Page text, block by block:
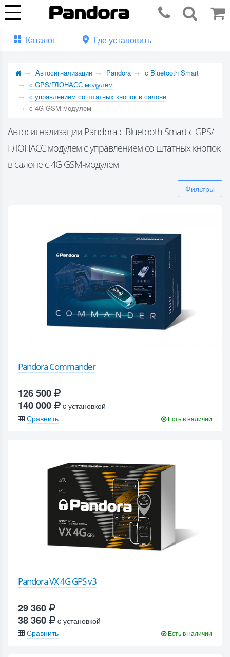
Каталог Где установить
Автосигнализации Pandora
с Bluetooth Smart
с GPS/ГЛОНАСС модулем
с управлением со штатных кнопок в салоне
с 4G GSM-модулем
Автосигнализации Pandora с Bluetooth Smart с GPS/
ГЛОНАСС модулем с управлением со штатных кнопок
в салоне с 4G GSM-модулем
Фильтры
Pandora Commander
126 500
140 000
c установкой
Сравнить
Есть в наличии
Pandora VX 4G GPS v3
29 360
38 360
c установкой
Сравнить
Есть в наличии